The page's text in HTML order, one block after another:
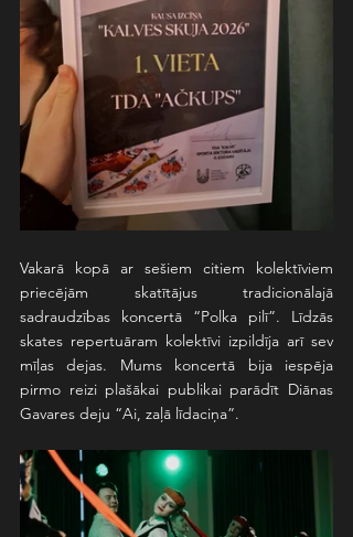
Vakarā kopā ar sešiem citiem kolektīviem
priecējām skatītājus tradicionālajā
sadraudzības koncertā “Polka pilī”. Līdzās
skates repertuāram kolektīvi izpildīja arī sev
mīļas dejas. Mums koncertā bija iespēja
pirmo reizi plašākai publikai parādīt Diānas
Gavares deju “Ai, zaļā līdaciņa”.